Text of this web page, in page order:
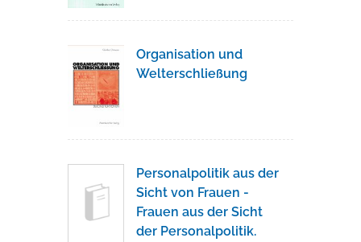
Organisation und
Welterschließung
Personalpolitik aus der
Sicht von Frauen -
Frauen aus der Sicht
der Personalpolitik.